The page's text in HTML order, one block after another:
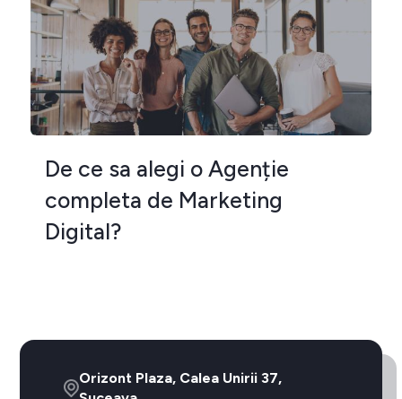
De ce sa alegi o Agenție
completa de Marketing
Digital?
Orizont Plaza, Calea Unirii 37,